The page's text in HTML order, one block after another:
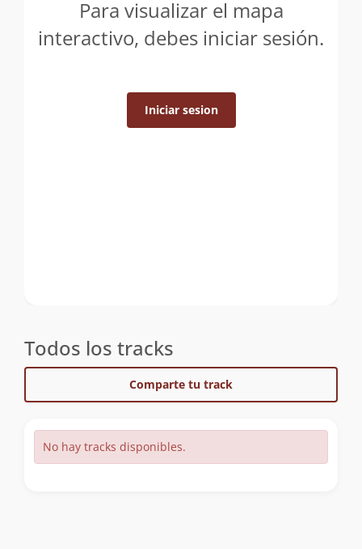
Para visualizar el mapa
interactivo, debes iniciar sesión.
Iniciar sesion
Todos los tracks
Comparte tu track
No hay tracks disponibles.